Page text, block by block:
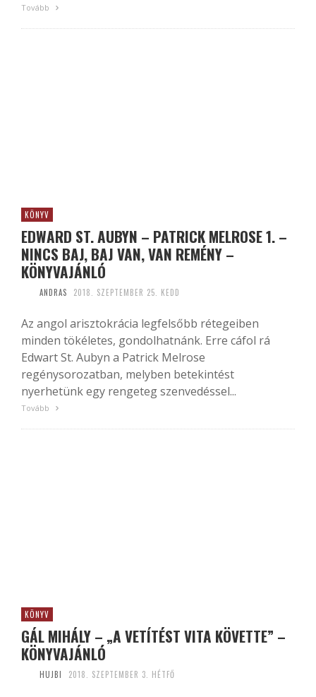
Tovább
KÖNYV
EDWARD ST. AUBYN – PATRICK MELROSE 1. –
NINCS BAJ, BAJ VAN, VAN REMÉNY –
KÖNYVAJÁNLÓ
ANDRAS 2018. SZEPTEMBER 25. KEDD
Az angol arisztokrácia legfelsőbb rétegeiben
minden tökéletes, gondolhatnánk. Erre cáfol rá
Edwart St. Aubyn a Patrick Melrose
regénysorozatban, melyben betekintést
nyerhetünk egy rengeteg szenvedéssel...
Tovább
KÖNYV
GÁL MIHÁLY – „A VETÍTÉST VITA KÖVETTE” –
KÖNYVAJÁNLÓ
HUJBI 2018. SZEPTEMBER 3. HÉTFŐ